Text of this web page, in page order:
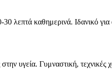
λεπτά καθημερινά. Ιδανικό
υγεία. Γυμναστική, τεχνικές